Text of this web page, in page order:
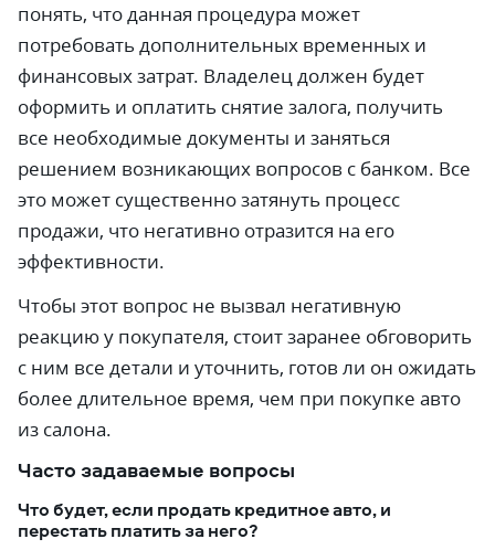
понять, что данная процедура может
потребовать дополнительных временных и
финансовых затрат. Владелец должен будет
оформить и оплатить снятие залога, получить
все необходимые документы и заняться
решением возникающих вопросов с банком. Все
это может существенно затянуть процесс
продажи, что негативно отразится на его
эффективности.
Чтобы этот вопрос не вызвал негативную
реакцию у покупателя, стоит заранее обговорить
с ним все детали и уточнить, готов ли он ожидать
более длительное время, чем при покупке авто
из салона.
Часто задаваемые вопросы
Что будет, если продать кредитное авто, и
перестать платить за него?